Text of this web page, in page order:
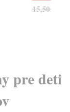
pre deti